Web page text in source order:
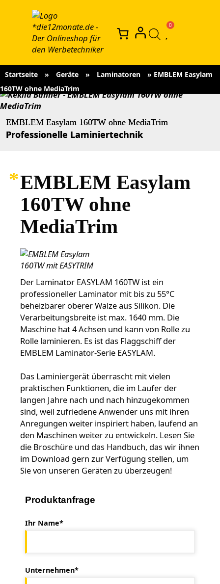
Startseite » Geräte » Laminatoren » EMBLEM Easylam
160TW ohne MediaTrim
EMBLEM Easylam 160TW ohne MediaTrim
Professionelle Laminiertechnik
EMBLEM Easylam
160TW ohne
MediaTrim
Der Laminator EASYLAM 160TW ist ein
professioneller Laminator mit bis zu 55°C
beheizbarer oberer Walze aus Silikon. Die
Verarbeitungsbreite ist max. 1640 mm. Die
Maschine hat 4 Achsen und kann von Rolle zu
Rolle laminieren. Es ist das Flaggschiff der
EMBLEM Laminator-Serie EASYLAM.
Das Laminiergerät überrascht mit vielen
praktischen Funktionen, die im Laufer der
langen Jahre nach und nach hinzugekommen
sind, weil zufriedene Anwender uns mit ihren
Anregungen weiter inspiriert haben, laufend an
den Maschinen weiter zu entwickeln. Lesen Sie
die Broschüre und das Handbuch, das wir ihnen
im Download gern zur Verfügung stellen, um
Sie von unseren Geräten zu überzeugen!
Produktanfrage
Ihr Name*
Unternehmen*